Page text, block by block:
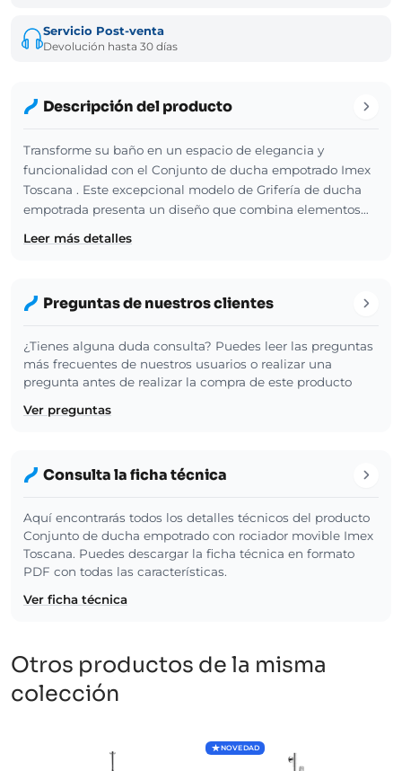
Servicio Post-venta
Devolución hasta 30 días
Descripción del producto
Transforme su baño en un espacio de elegancia y
funcionalidad con el Conjunto de ducha empotrado Imex
Toscana . Este excepcional modelo de Grifería de ducha
empotrada presenta un diseño que combina elementos…
Leer más detalles
Preguntas de nuestros clientes
¿Tienes alguna duda consulta? Puedes leer las preguntas
más frecuentes de nuestros usuarios o realizar una
pregunta antes de realizar la compra de este producto
Ver preguntas
Consulta la ficha técnica
Aquí encontrarás todos los detalles técnicos del producto
Conjunto de ducha empotrado con rociador movible Imex
Toscana. Puedes descargar la ficha técnica en formato
PDF con todas las características.
Ver ficha técnica
Otros productos de la misma
colección
NOVEDAD